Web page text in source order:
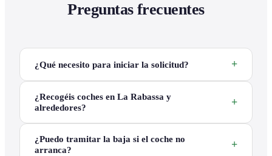
Preguntas frecuentes
¿Qué necesito para iniciar la solicitud?
¿Recogéis coches en La Rabassa y
alrededores?
¿Puedo tramitar la baja si el coche no
arranca?